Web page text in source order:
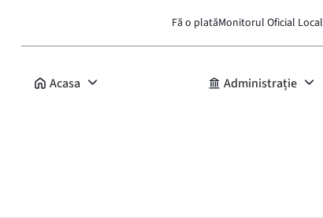
Fă o platăMonitorul Oficial Local
Acasa Administrație